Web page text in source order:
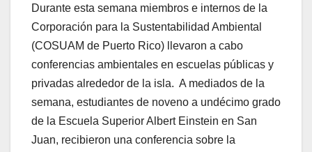
Durante esta semana miembros e internos de la
Corporación para la Sustentabilidad Ambiental
(COSUAM de Puerto Rico) llevaron a cabo
conferencias ambientales en escuelas públicas y
privadas alrededor de la isla. A mediados de la
semana, estudiantes de noveno a undécimo grado
de la Escuela Superior Albert Einstein en San
Juan, recibieron una conferencia sobre la